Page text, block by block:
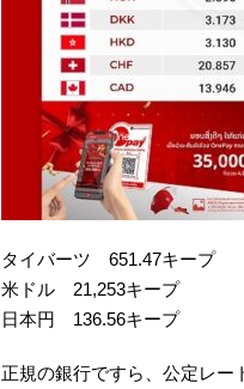
タイバーツ 651.47キープ
米ドル 21,253キープ
日本円 136.56キープ
正規の銀行ですら、公定レー